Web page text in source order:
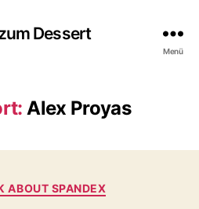
Dessert
Menü
Alex Proyas
Kategorien
ABOUT SPANDEX